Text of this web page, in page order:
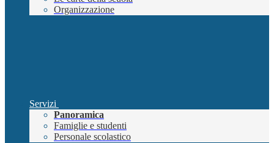
Organizzazione
Servizi
Panoramica
Famiglie e studenti
Personale scolastico